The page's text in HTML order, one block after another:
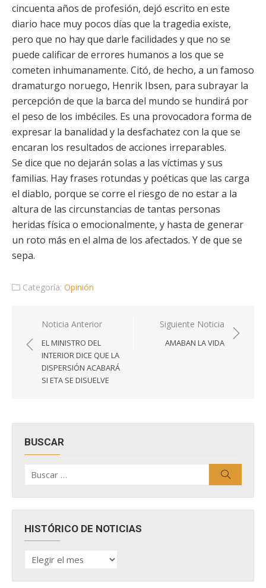
cincuenta años de profesión, dejó escrito en este
diario hace muy pocos días que la tragedia existe,
pero que no hay que darle facilidades y que no se
puede calificar de errores humanos a los que se
cometen inhumanamente. Citó, de hecho, a un famoso
dramaturgo noruego, Henrik Ibsen, para subrayar la
percepción de que la barca del mundo se hundirá por
el peso de los imbéciles. Es una provocadora forma de
expresar la banalidad y la desfachatez con la que se
encaran los resultados de acciones irreparables.
Se dice que no dejarán solas a las víctimas y sus
familias. Hay frases rotundas y poéticas que las carga
el diablo, porque se corre el riesgo de no estar a la
altura de las circunstancias de tantas personas
heridas física o emocionalmente, y hasta de generar
un roto más en el alma de los afectados. Y de que se
sepa.
Categoría: Opinión
Navegación
de
entradas
Noticia Anterior
EL MINISTRO DEL
INTERIOR DICE QUE LA
DISPERSIÓN ACABARÁ
SI ETA SE DISUELVE
Siguiente Noticia
AMABAN LA VIDA
BUSCAR
por:
HISTÓRICO DE NOTICIAS
HISTÓRICO
DE